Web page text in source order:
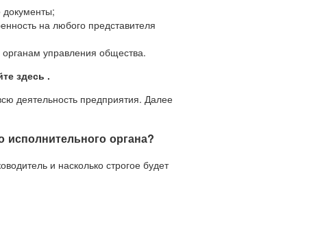
на любого представителя
управления общества.
здесь .
деятельность предприятия. Далее
исполнительного органа?
и насколько строгое будет